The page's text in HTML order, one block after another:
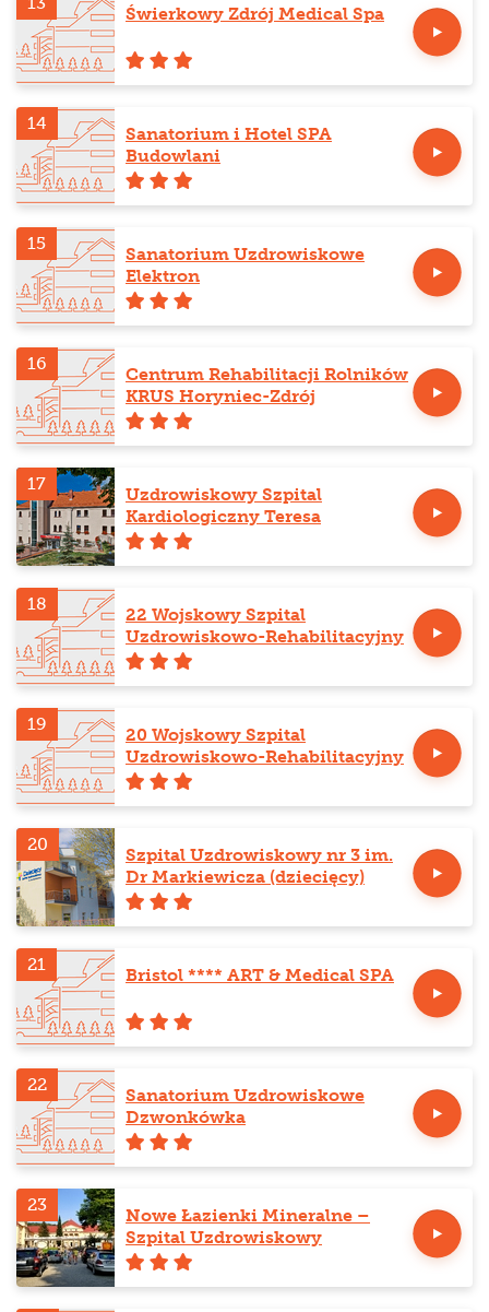
Świerkowy Zdrój Medical Spa
14
Sanatorium i Hotel SPA
Budowlani
15
Sanatorium Uzdrowiskowe
Elektron
16
Centrum Rehabilitacji Rolników
KRUS Horyniec-Zdrój
17
Uzdrowiskowy Szpital
Kardiologiczny Teresa
18
22 Wojskowy Szpital
Uzdrowiskowo-Rehabilitacyjny
19
20 Wojskowy Szpital
Uzdrowiskowo-Rehabilitacyjny
20
Szpital Uzdrowiskowy nr 3 im.
Dr Markiewicza (dziecięcy)
21
Bristol **** ART & Medical SPA
22
Sanatorium Uzdrowiskowe
Dzwonkówka
23
Nowe Łazienki Mineralne –
Szpital Uzdrowiskowy